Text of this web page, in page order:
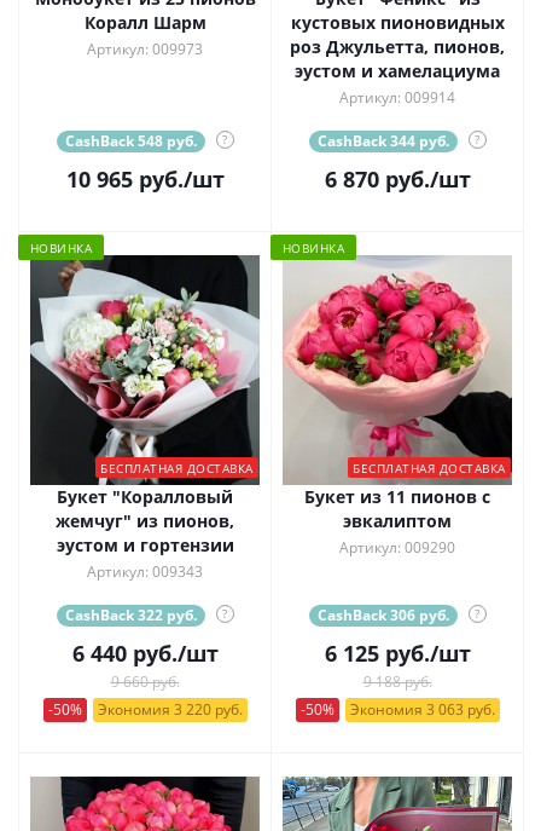
Коралл Шарм
Артикул: 009973
CashBack 548 руб. ?
10 965руб./шт
кустовых пионовидных
роз Джульетта, пионов,
эустом и хамелациума
Артикул: 009914
CashBack 344 руб. ?
6 870руб./шт
НОВИНКА
БЕСПЛАТНАЯ ДОСТАВКА
Букет "Коралловый
жемчуг" из пионов,
эустом и гортензии
Артикул: 009343
CashBack 322 руб. ?
6 440руб./шт
9 660 руб.
-50%
Экономия 3 220 руб.
НОВИНКА
БЕСПЛАТНАЯ ДОСТАВКА
Букет из 11 пионов с
эвкалиптом
Артикул: 009290
CashBack 306 руб. ?
6 125руб./шт
9 188 руб.
-50%
Экономия 3 063 руб.